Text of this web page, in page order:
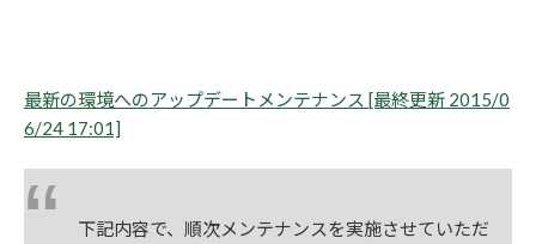
最新の環境へのアップデートメンテナンス [最終更新 2015/0
6/24 17:01]
下記内容で、順次メンテナンスを実施させていただ